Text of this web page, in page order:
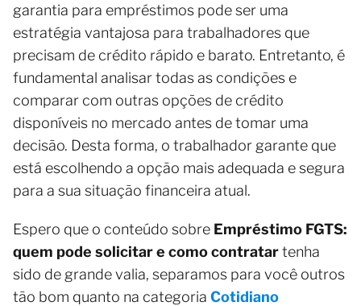
garantia para empréstimos pode ser uma
estratégia vantajosa para trabalhadores que
precisam de crédito rápido e barato. Entretanto, é
fundamental analisar todas as condições e
comparar com outras opções de crédito
disponíveis no mercado antes de tomar uma
decisão. Desta forma, o trabalhador garante que
está escolhendo a opção mais adequada e segura
para a sua situação financeira atual.
Espero que o conteúdo sobre Empréstimo FGTS:
quem pode solicitar e como contratartenha
sido de grande valia, separamos para você outros
tão bom quanto na categoria Cotidiano